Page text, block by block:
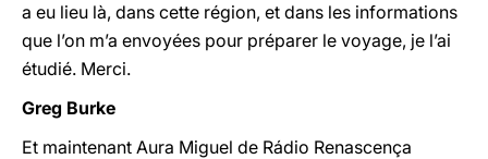
a eu lieu là, dans cette région, et dans les informations
que l’on m’a envoyées pour préparer le voyage, je l’ai
étudié. Merci.
Greg Burke
Et maintenant Aura Miguel de Rádio Renascença